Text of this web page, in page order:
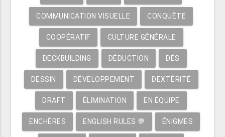
COMMUNICATION VISUELLE CONQUÊTE
COOPÉRATIF CULTURE GÉNÉRALE
DECKBUILDING DÉDUCTION DÉS
DESSIN DÉVELOPPEMENT DEXTÉRITÉ
DRAFT ÉLIMINATION EN ÉQUIPE
ENCHÈRES ENGLISH RULES 💬 ÉNIGMES